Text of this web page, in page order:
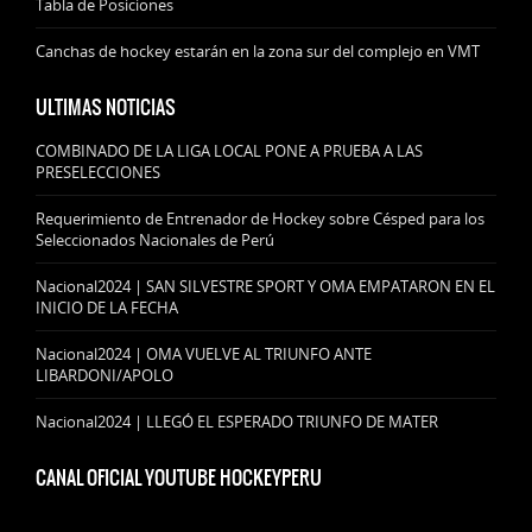
Canchas de hockey estarán en la zona sur del complejo en VMT
ULTIMAS NOTICIAS
COMBINADO DE LA LIGA LOCAL PONE A PRUEBA A LAS
PRESELECCIONES
Requerimiento de Entrenador de Hockey sobre Césped para los
Seleccionados Nacionales de Perú
Nacional2024 | SAN SILVESTRE SPORT Y OMA EMPATARON EN EL
INICIO DE LA FECHA
Nacional2024 | OMA VUELVE AL TRIUNFO ANTE
LIBARDONI/APOLO
Nacional2024 | LLEGÓ EL ESPERADO TRIUNFO DE MATER
CANAL OFICIAL YOUTUBE HOCKEYPERU